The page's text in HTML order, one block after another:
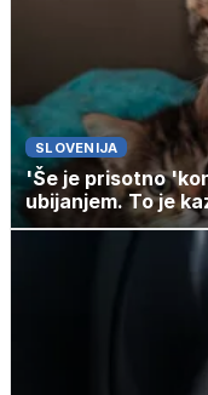
SLOVENIJA
'Še je prisotno
ubijanjem. To je